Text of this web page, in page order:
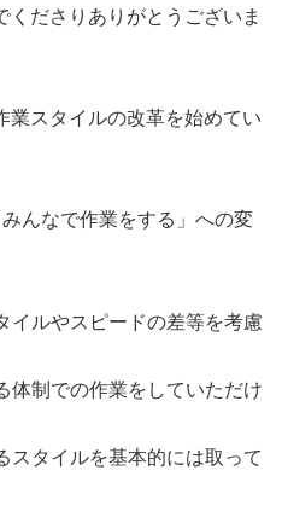
くださりありがとうございま
業スタイルの改革を始めてい
んなで作業をする」への変
イルやスピードの差等を考慮
体制での作業をしていただけ
スタイルを基本的には取って